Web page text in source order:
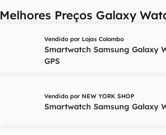
Melhores Preços Galaxy
Vendido por Lojas Colombo
Smartwatch Samsung Galaxy
GPS
Vendido por NEW YORK SHOP
Smartwatch Samsung Galaxy